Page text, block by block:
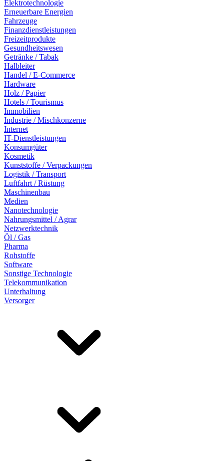
Elektrotechnologie
Erneuerbare Energien
Fahrzeuge
Finanzdienstleistungen
Freizeitprodukte
Gesundheitswesen
Getränke / Tabak
Halbleiter
Handel / E-Commerce
Hardware
Holz / Papier
Hotels / Tourismus
Immobilien
Industrie / Mischkonzerne
Internet
IT-Dienstleistungen
Konsumgüter
Kosmetik
Kunststoffe / Verpackungen
Logistik / Transport
Luftfahrt / Rüstung
Maschinenbau
Medien
Nanotechnologie
Nahrungsmittel / Agrar
Netzwerktechnik
Öl / Gas
Pharma
Rohstoffe
Software
Sonstige Technologie
Telekommunikation
Unterhaltung
Versorger